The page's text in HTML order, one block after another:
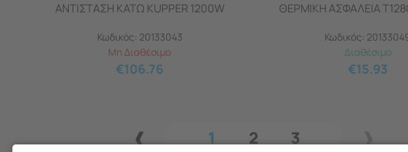
ΑΝΤΙΣΤΑΣΗ ΚΑΤΩ KUPPER 1200W
Κωδικός: 20133043
Μη Διαθέσιμο
€106.76
ΘΕΡΜΙΚΗ ΑΣΦΑΛΕΙΑ
Κωδικός:
Διαθέσιμο
€15.93
1 2 3